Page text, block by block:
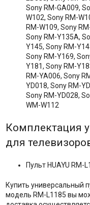
Sony RM-GA009,
W102, Sony RM-
RM-W109, Sony
Sony RM-Y135А,
Y145, Sony RM-
Sony RM-Y169,
Y181, Sony RM-
RM-YA006, Sony
YD018, Sony RM-
Sony RM-YD028,
WM-W112
Комплектация
для
Пульт HUAYU RM-
Купить универсальный
модель RM-L1185 вы